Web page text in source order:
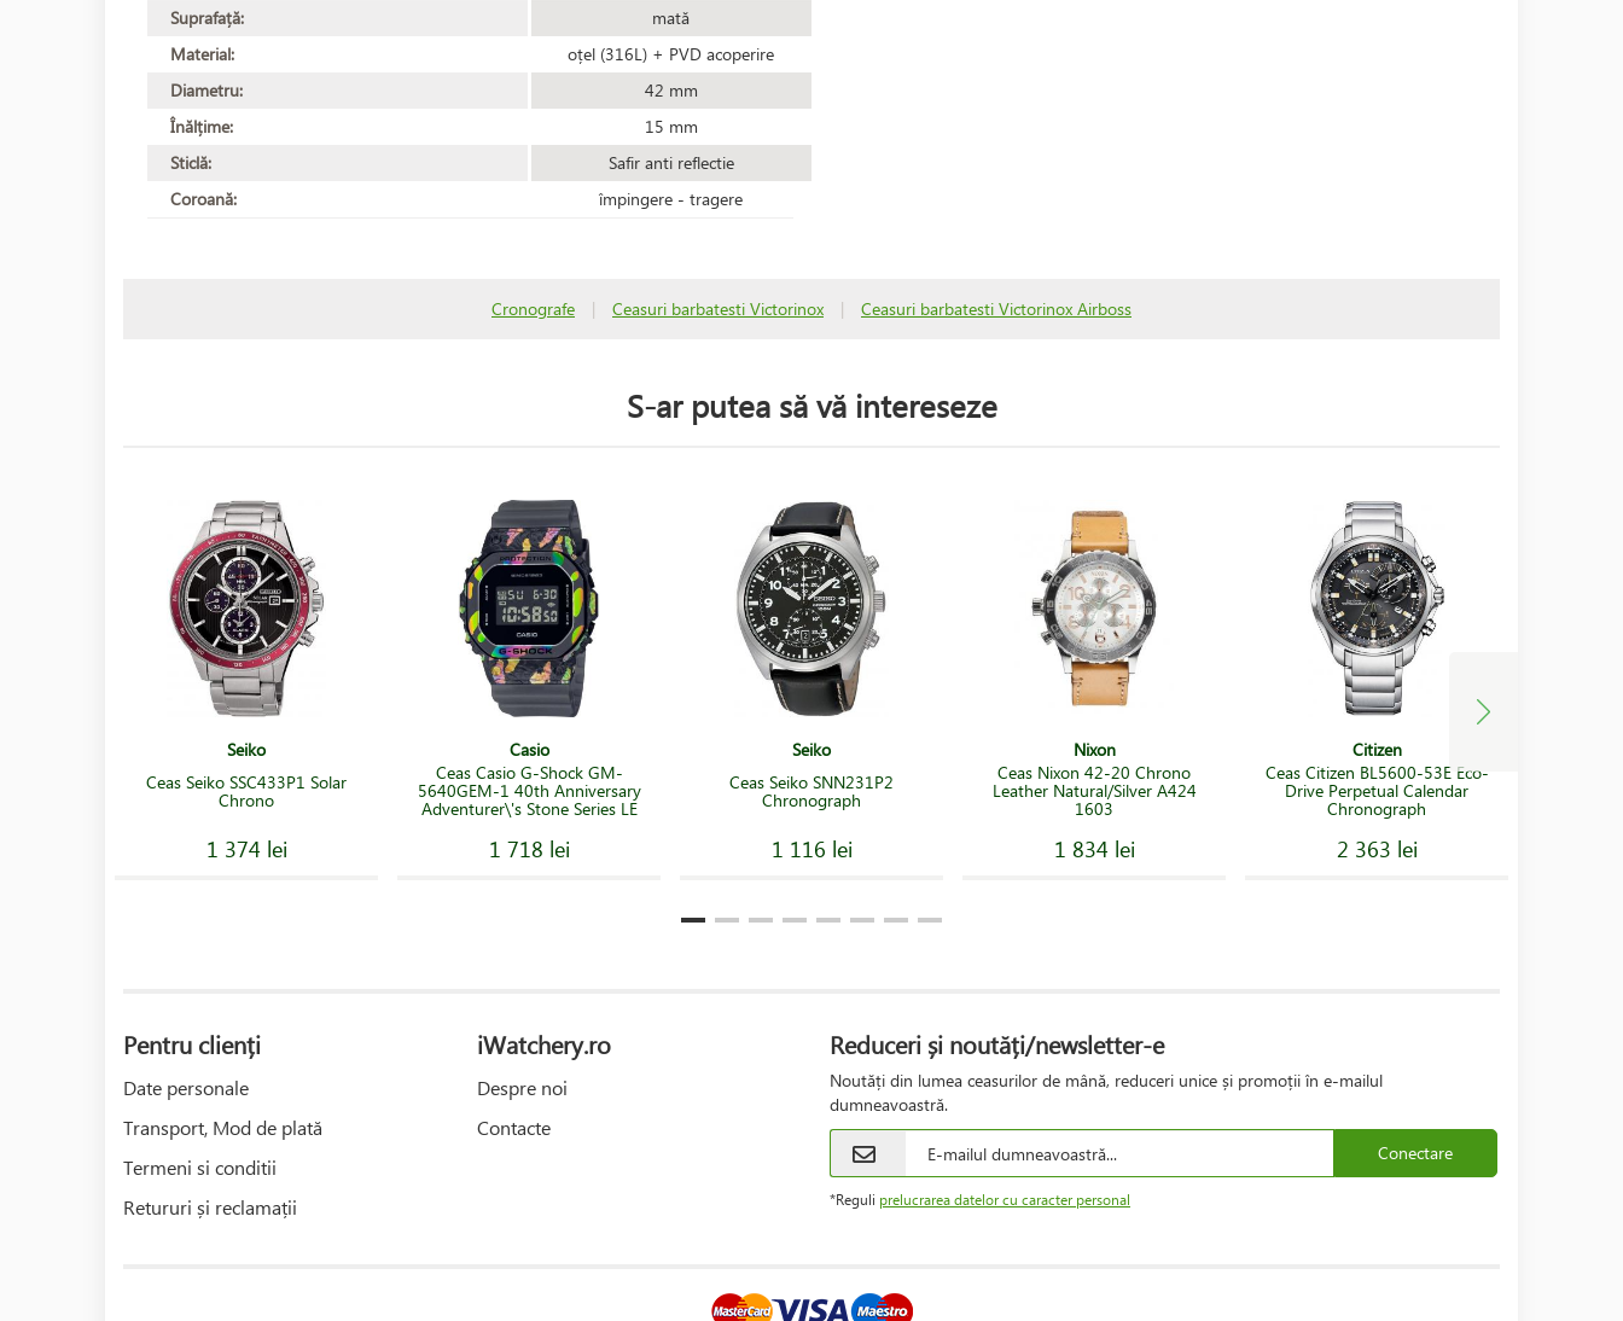
Suprafață:
mată
Material:
oțel (316L) + PVD acoperire
Diametru:
42 mm
Înălțime:
15 mm
Sticlă:
Safir anti reflectie
Coroană:
împingere - tragere
Cronografe | Ceasuri barbatesti Victorinox | Ceasuri barbatesti Victorinox Airboss
S-ar putea să vă intereseze
Seiko
Ceas Seiko SSC433P1 Solar
Chrono
1 374 lei
Casio
Ceas Casio G-Shock GM-
5640GEM-1 40th Anniversary
Adventurer\'s Stone Series LE
1 718 lei
Seiko
Ceas Seiko SNN231P2
Chronograph
1 116 lei
Nixon
Ceas Nixon 42-20 Chrono
Leather Natural/Silver A424
1603
1 834 lei
Citizen
Ceas Citizen BL5600-53E Eco-
Drive Perpetual Calendar
Chronograph
2 363 lei
Pentru clienți
Date personale
Transport, Mod de plată
Termeni si conditii
Retururi și reclamații
iWatchery.ro
Despre noi
Contacte
Reduceri și noutăți/newsletter-e
Noutăți din lumea ceasurilor de mână, reduceri unice și promoții în e-mailul
dumneavoastră.
Conectare
*Reguli prelucrarea datelor cu caracter personal